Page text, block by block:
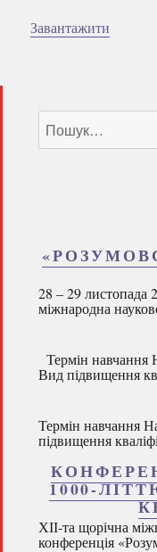
Завантажити
за
запитом:
28 – 29 листопада
міжнародна
Термін навчання
Вид підвищення
Термін навчання
підвищення
1000-
ХІІ-та щорічна
конференція